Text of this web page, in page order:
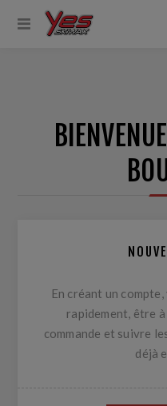
En créant un
rapidement, être
commande et suivre
déjà